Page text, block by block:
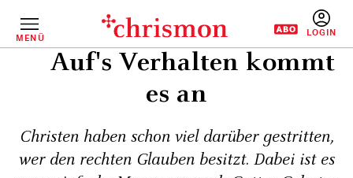
InhaltMENÜ
Auf's Verhalten kommt
es an
Christen haben schon viel darüber gestritten,
wer den rechten Glauben besitzt. Dabei ist es